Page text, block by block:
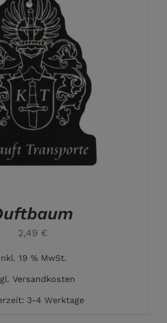
2,49 €
19 % MwSt.
Versandkosten
3-4 Werktage